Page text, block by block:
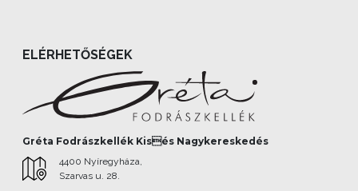
ELÉRHETŐSÉGEK
Gréta Fodrászkellék Kisés Nagykereskedés
4400 Nyíregyháza,
Szarvas u. 28.